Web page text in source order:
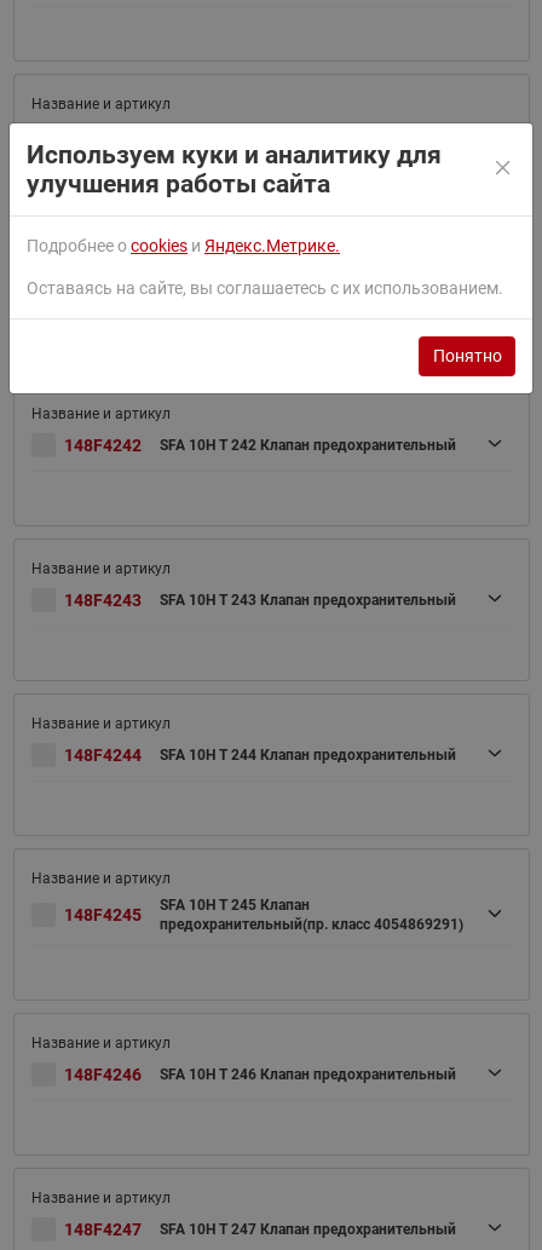
148F4241 SFA 10H T 241 Клапан предохранительный
148F4242 SFA 10H T 242 Клапан предохранительный
148F4243 SFA 10H T 243 Клапан предохранительный
148F4244 SFA 10H T 244 Клапан предохранительный
148F4245
SFA 10H T 245 Клапан
предохранительный(пр. класс 4054869291)
148F4246 SFA 10H T 246 Клапан предохранительный
148F4247 SFA 10H T 247 Клапан предохранительный
Используем куки и аналитику для
улучшения работы сайта
Подробнее оcookies и Яндекс.Метрике.
Оставаясь на сайте, вы соглашаетесь с их использованием.
Понятно